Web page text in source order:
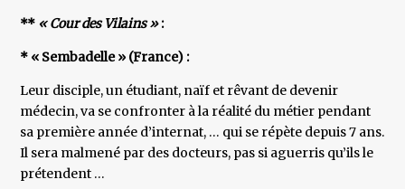
** « Cour des Vilains »:
* « Sembadelle » (France) :
Leur disciple, un étudiant, naïf et rêvant de devenir
médecin, va se confronter à la réalité du métier pendant
sa première année d’internat, … qui se répète depuis 7 ans.
Il sera malmené par des docteurs, pas si aguerris qu’ils le
prétendent …